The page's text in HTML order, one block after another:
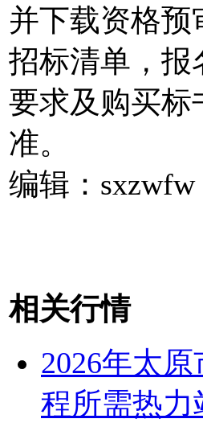
并下载资格
招标清单，报
要求及购买标
准。
编辑：sxzwfw
相关行情
2026年太
程所需热